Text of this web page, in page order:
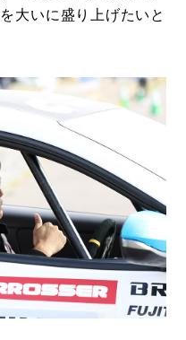
大いに盛り上げたいと